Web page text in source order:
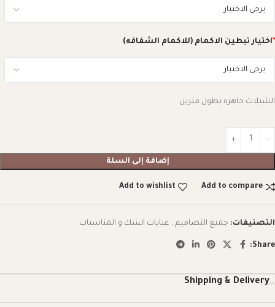
*اختيار تبطين الاكمام (للاكمام الشفافه)
الشيلات جاهزه بطول مترين
إضافة إلى السلة
Add to compare
Add to wishlist
التصنيفات: جميع التصاميم , عبايات الشك و المناسبات
Share:
Shipping & Delivery